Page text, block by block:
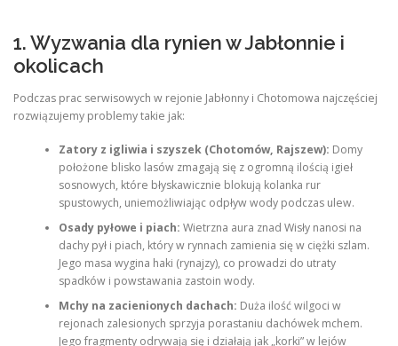
1. Wyzwania dla rynien w Jabłonnie i
okolicach
Podczas prac serwisowych w rejonie Jabłonny i Chotomowa najczęściej
rozwiązujemy problemy takie jak:
Zatory z igliwia i szyszek (Chotomów, Rajszew): Domy
położone blisko lasów zmagają się z ogromną ilością igieł
sosnowych, które błyskawicznie blokują kolanka rur
spustowych, uniemożliwiając odpływ wody podczas ulew.
Osady pyłowe i piach: Wietrzna aura znad Wisły nanosi na
dachy pył i piach, który w rynnach zamienia się w ciężki szlam.
Jego masa wygina haki (rynajzy), co prowadzi do utraty
spadków i powstawania zastoin wody.
Mchy na zacienionych dachach: Duża ilość wilgoci w
rejonach zalesionych sprzyja porastaniu dachówek mchem.
Jego fragmenty odrywają się i działają jak „korki” w lejów